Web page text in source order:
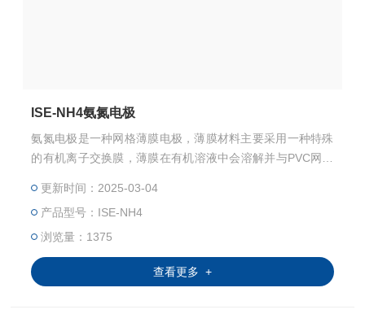
ISE-NH4氨氮电极
氨氮电极是一种网格薄膜电极，薄膜材料主要采用一种特殊
的有机离子交换膜，薄膜在有机溶液中会溶解并与PVC网格
士纳德拉公司生产的（Ion Selective Electrode）离子电极均
可根据客户的需要进行范围定制。不同的离子电极选用不同
的离子选择膜以及内部电解质。
更新时间：2025-03-04
产品型号：ISE-NH4
浏览量：1375
查看更多 +